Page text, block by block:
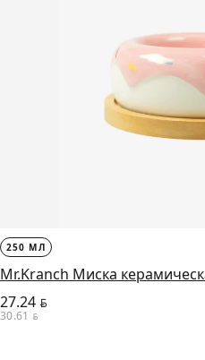
250 МЛ
Mr.Kranch Миска
27.24 BYN
30.61 BYN